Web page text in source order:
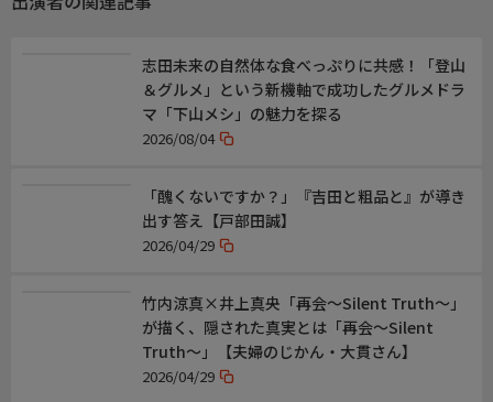
https://twitter.com/a_studio_tbs
志田未来の自然体な食べっぷりに共感！「登山
＆グルメ」という新機軸で成功したグルメドラ
マ「下山メシ」の魅力を探る
2026/08/04
「醜くないですか？」『吉田と粗品と』が導き
出す答え【戸部田誠】
2026/04/29
竹内涼真×井上真央「再会～Silent Truth～」
が描く、隠された真実とは「再会～Silent
Truth～」【夫婦のじかん・大貫さん】
2026/04/29